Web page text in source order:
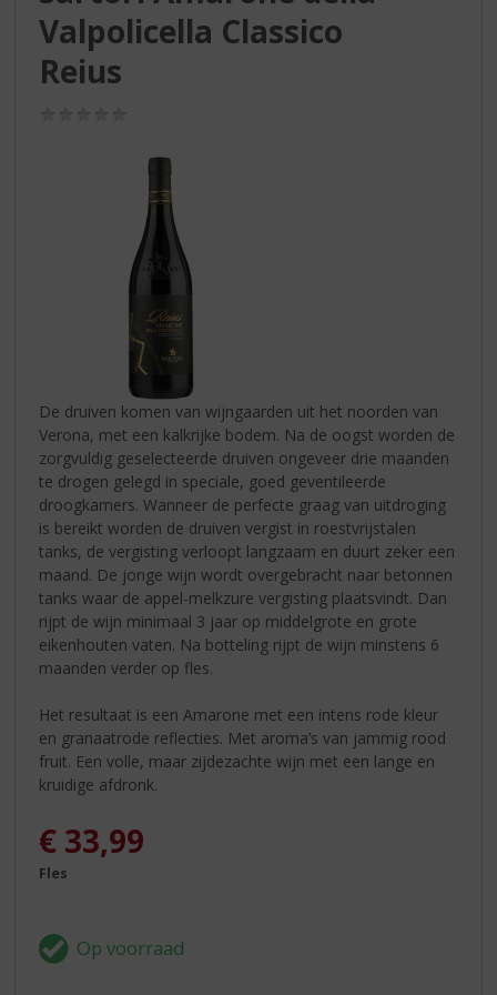
Valpolicella Classico
Reius
De druiven komen van wijngaarden uit het noorden van
Verona, met een kalkrijke bodem. Na de oogst worden de
zorgvuldig geselecteerde druiven ongeveer drie maanden
te drogen gelegd in speciale, goed geventileerde
droogkamers. Wanneer de perfecte graag van uitdroging
is bereikt worden de druiven vergist in roestvrijstalen
tanks, de vergisting verloopt langzaam en duurt zeker een
maand. De jonge wijn wordt overgebracht naar betonnen
tanks waar de appel-melkzure vergisting plaatsvindt. Dan
rijpt de wijn minimaal 3 jaar op middelgrote en grote
eikenhouten vaten. Na botteling rijpt de wijn minstens 6
maanden verder op fles.
Het resultaat is een Amarone met een intens rode kleur
en granaatrode reflecties. Met aroma’s van jammig rood
fruit. Een volle, maar zijdezachte wijn met een lange en
kruidige afdronk.
€ 33,99
Fles